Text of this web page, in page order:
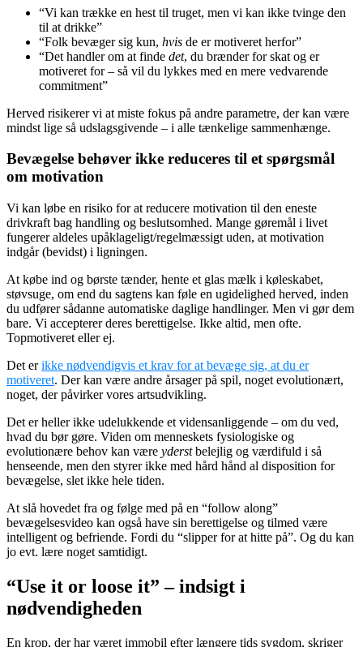
“Vi kan trække en hest til truget, men vi kan ikke tvinge den
til at drikke”
“Folk bevæger sig kun, hvis de er motiveret herfor”
“Det handler om at finde det, du brænder for skat og er
motiveret for – så vil du lykkes med en mere vedvarende
commitment”
Herved risikerer vi at miste fokus på andre parametre, der kan være
mindst lige så udslagsgivende – i alle tænkelige sammenhænge.
Bevægelse behøver ikke reduceres til et spørgsmål
om motivation
Vi kan løbe en risiko for at reducere motivation til den eneste
drivkraft bag handling og beslutsomhed. Mange gøremål i livet
fungerer aldeles upåklageligt/regelmæssigt uden, at motivation
indgår (bevidst) i ligningen.
At købe ind og børste tænder, hente et glas mælk i køleskabet,
støvsuge, om end du sagtens kan føle en ugidelighed herved, inden
du udfører sådanne automatiske daglige handlinger. Men vi gør dem
bare. Vi accepterer deres berettigelse. Ikke altid, men ofte.
Topmotiveret eller ej.
Det erikke nødvendigvis et krav for at bevæge sig, at du er
motiveret. Der kan være andre årsager på spil, noget evolutionært,
noget, der påvirker vores artsudvikling.
Det er heller ikke udelukkende et vidensanliggende – om du ved,
hvad du bør gøre. Viden om menneskets fysiologiske og
evolutionære behov kan være yderstbelejlig og værdifuld i så
henseende, men den styrer ikke med hård hånd al disposition for
bevægelse, slet ikke hele tiden.
At slå hovedet fra og følge med på en “follow along”
bevægelsesvideo kan også have sin berettigelse og tilmed være
intelligent og befriende. Fordi du “slipper for at hitte på”. Og du kan
jo evt. lære noget samtidigt.
“Use it or loose it” – indsigt i
nødvendigheden
En krop, der har været immobil efter længere tids sygdom, skriger